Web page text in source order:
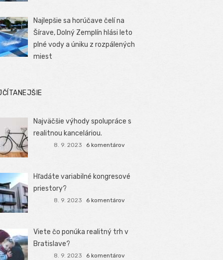
Najlepšie sa horúčave čelí na
Šírave, Dolný Zemplín hlási leto
plné vody a úniku z rozpálených
miest
Najväčšie výhody spolupráce s
realitnou kanceláriou.
8. 9. 2023 6 komentárov
Hľadáte variabilné kongresové
priestory?
8. 9. 2023 6 komentárov
Viete čo ponúka realitný trh v
Bratislave?
8. 9. 2023 6 komentárov